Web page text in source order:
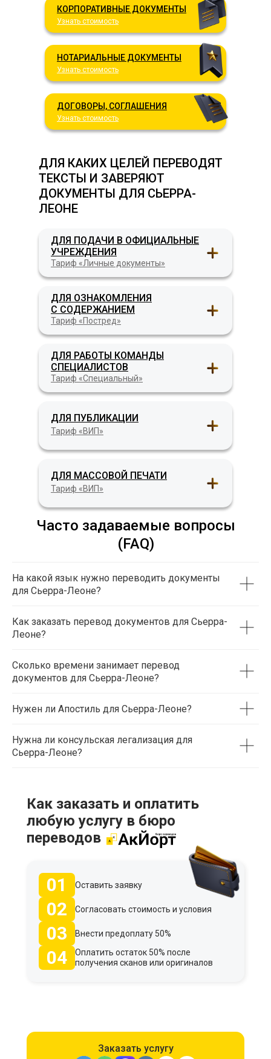
КОРПОРАТИВНЫЕ ДОКУМЕНТЫ
Узнать стоимость
НОТАРИАЛЬНЫЕ ДОКУМЕНТЫ
Узнать стоимость
ДОГОВОРЫ, СОГЛАШЕНИЯ
Узнать стоимость
ДЛЯ КАКИХ ЦЕЛЕЙ ПЕРЕВОДЯТ
ТЕКСТЫ И ЗАВЕРЯЮТ
ДОКУМЕНТЫ ДЛЯ СЬЕРРА-
ЛЕОНЕ
ДЛЯ ПОДАЧИ В ОФИЦИАЛЬНЫЕ
УЧРЕЖДЕНИЯ
Тариф «Личные документы»
Тариф «Постред»
ДЛЯ ОЗНАКОМЛЕНИЯ
С СОДЕРЖАНИЕМ
ДЛЯ ПУБЛИКАЦИИ
Тариф «ВИП»
ДЛЯ РАБОТЫ КОМАНДЫ
СПЕЦИАЛИСТОВ
Тариф «Специальный»
ДЛЯ МАССОВОЙ ПЕЧАТИ
Тариф «ВИП»
Часто задаваемые вопросы
(FAQ)
На какой язык нужно переводить документы
для Сьерра-Леоне?
Как заказать перевод документов для Сьерра-
Леоне?
Сколько времени занимает перевод
документов для Сьерра-Леоне?
Нужен ли Апостиль для Сьерра-Леоне?
Нужна ли консульская легализация для
Сьерра-Леоне?
Как заказать и оплатить
любую услугу в бюро
переводов
01 Оставить заявку
02 Согласовать стоимость и условия
03 Внести предоплату 50%
04
Оплатить остаток 50% после
получения сканов или оригиналов
Заказать услугу